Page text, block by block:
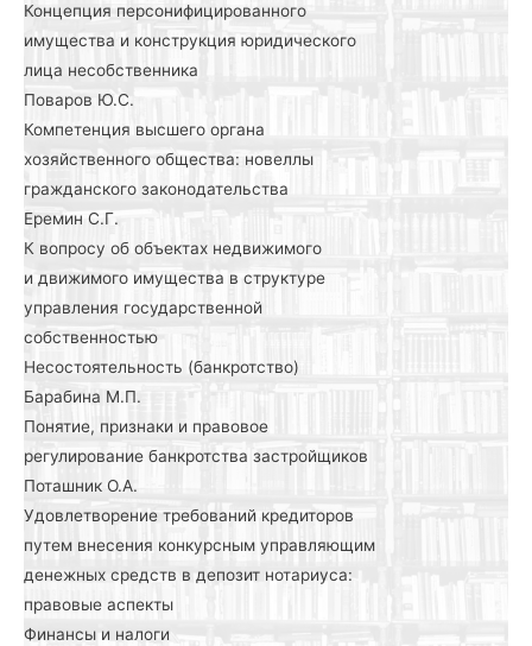
Концепция персонифицированного
имущества и конструкция юридического
лица несобственника
Поваров Ю.С.
Компетенция высшего органа
хозяйственного общества: новеллы
гражданского законодательства
Еремин С.Г.
К вопросу об объектах недвижимого
и движимого имущества в структуре
управления государственной
собственностью
Несостоятельность (банкротство)
Барабина М.П.
Понятие, признаки и правовое
регулирование банкротства застройщиков
Поташник О.А.
Удовлетворение требований кредиторов
путем внесения конкурсным управляющим
денежных средств в депозит нотариуса:
правовые аспекты
Финансы и налоги